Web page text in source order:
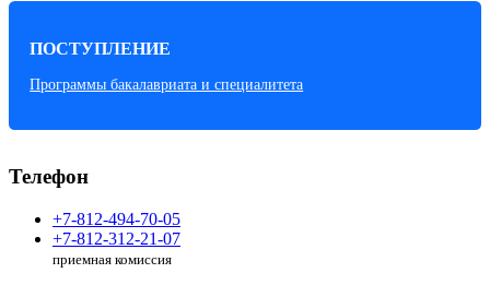
ПОСТУПЛЕНИЕ
Программы бакалавриата и специалитета
Телефон
+7-812-494-70-05
+7-812-312-21-07
приемная комиссия